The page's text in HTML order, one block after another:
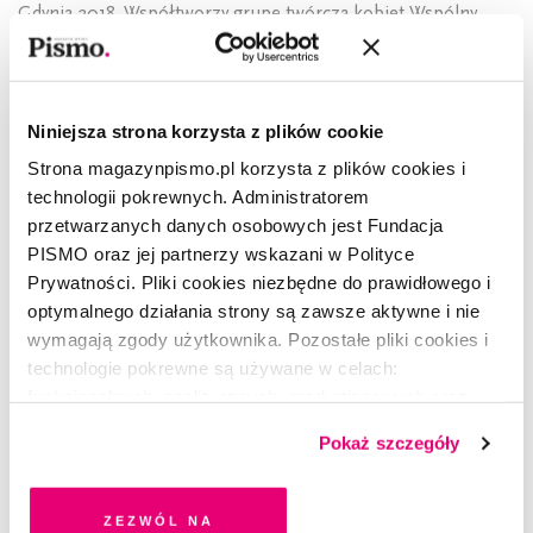
Niniejsza strona korzysta z plików cookie
Strona magazynpismo.pl korzysta z plików cookies i
technologii pokrewnych. Administratorem
przetwarzanych danych osobowych jest Fundacja
PISMO oraz jej partnerzy wskazani w Polityce
Prywatności. Pliki cookies niezbędne do prawidłowego i
optymalnego działania strony są zawsze aktywne i nie
wymagają zgody użytkownika. Pozostałe pliki cookies i
technologie pokrewne są używane w celach:
dobrowolną zgodę na pliki cookies i technologie
pokrewne, zgadzasz się na przechowywanie informacji
na Twoim urządzeniu końcowym lub dostęp do niego i
Pokaż szczegóły
Zezwól na
Gdynia 2018. Współtworzy grupę twórczą kobiet Wspólny
Pokój. Mieszka w Warszawie.
CZYTAJ TAKŻE